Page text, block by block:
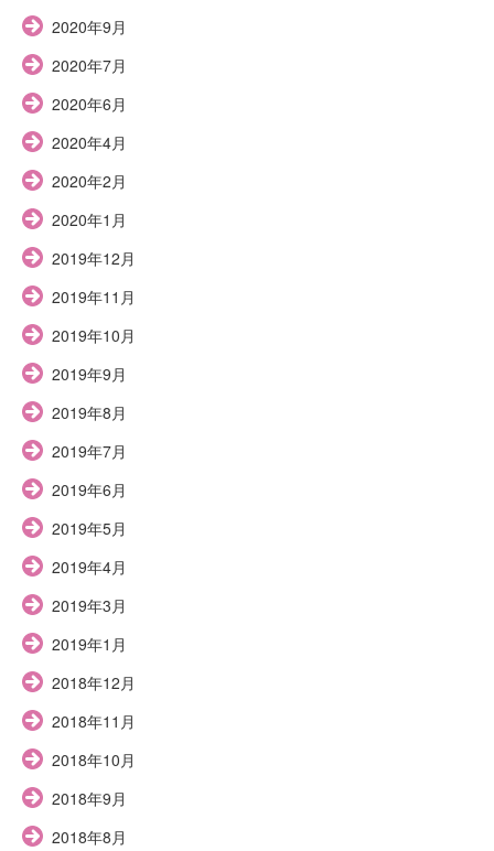
2020年9月
2020年7月
2020年6月
2020年4月
2020年2月
2020年1月
2019年12月
2019年11月
2019年10月
2019年9月
2019年8月
2019年7月
2019年6月
2019年5月
2019年4月
2019年3月
2019年1月
2018年12月
2018年11月
2018年10月
2018年9月
2018年8月